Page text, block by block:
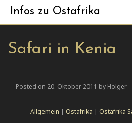
Infos zu Ostafrika
Safari in Kenia
Posted on 20. Oktober 2011 by Holger
Allgemein | Ostafrika | Ostafrika